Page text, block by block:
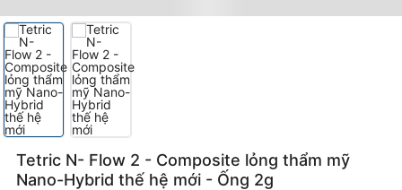
mới
Tetric N- Flow 2 - Composite lỏng thẩm mỹ
Nano-Hybrid thế hệ mới - Ống 2g